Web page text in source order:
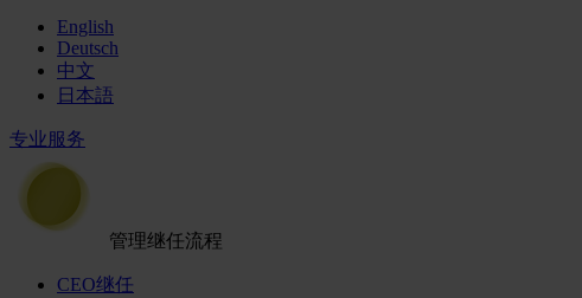
English
Deutsch
中文
日本語
专业服务
管理继任流程
CEO继任